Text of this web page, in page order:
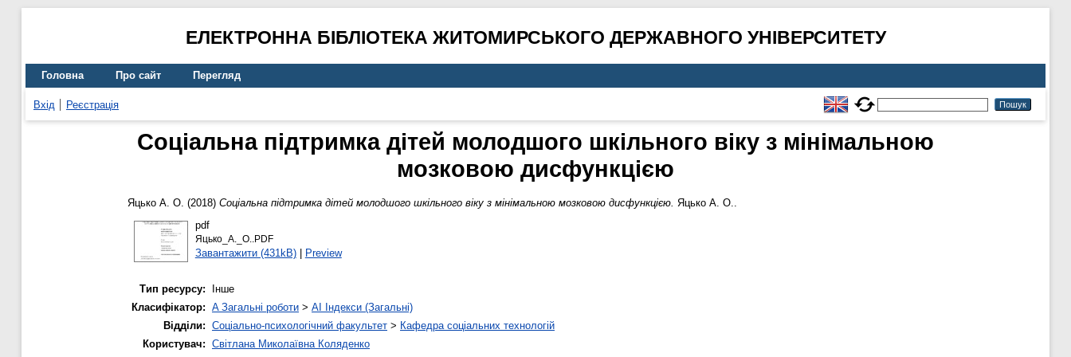
ЕЛЕКТРОННА БІБЛІОТЕКА ЖИТОМИРСЬКОГО ДЕРЖАВНОГО УНІВЕРСИТЕТУ
Головна Про сайт Перегляд
Вхід Реєстрація
Соціальна підтримка дітей молодшого шкільного віку з мінімальною
мозковою дисфункцією
Яцько А. О. (2018) Соціальна підтримка дітей молодшого шкільного віку з мінімальною мозковою дисфункцією. Яцько А. О..
pdf
Яцько_А._О..PDF
Завантажити (431kB)| Preview
Тип ресурсу:
Інше
Класифікатор: A Загальні роботи > AI Індекси (Загальні)
Відділи: Соціально-психологічний факультет > Кафедра соціальних технологій
Користувач: Світлана Миколаївна Коляденко